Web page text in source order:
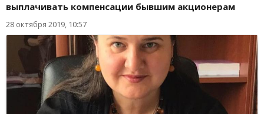
выплачивать компенсации бывшим акционерам
28 октября 2019, 10:57